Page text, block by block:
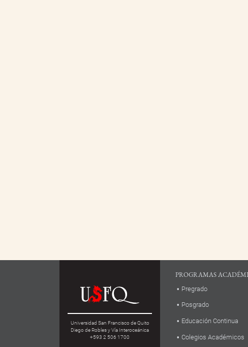
Universidad San Francisco de Quito
Diego de Robles y Vía Interoceánica
+593 2 506 1700
PROGRAMAS
Pregrado
Posgrado
Educación Continua
Colegios Académicos